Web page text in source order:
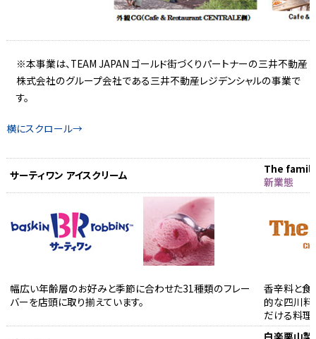
※本事業は、TEAM JAPAN ゴールド街づくりパートナーの三井不動産
株式会社のグループ会社である三井不動産レジデンシャルの事業で
す。
サーティワン アイスクリーム
The
新業態
幅広い年齢層のお好みと季節に合わせた31種類のフレー
バーを店頭に取り揃えています。
香辛料と食
的な四川料
だける料理
白楽栗山製